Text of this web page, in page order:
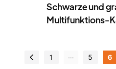
Schwarze und
Multifunktions-
1 ... 5 6